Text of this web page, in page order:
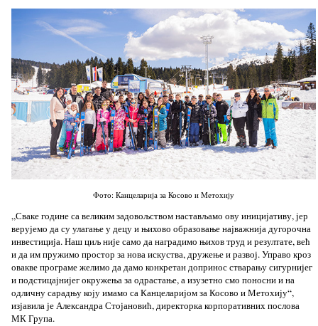
Фото: Канцеларија за Косово и Метохију
„Сваке године са великим задовољством настављамо ову иницијативу, јер
верујемо да су улагање у децу и њихово образовање најважнија дугорочна
инвестиција. Наш циљ није само да наградимо њихов труд и резултате, већ
и да им пружимо простор за нова искуства, дружење и развој. Управо кроз
овакве програме желимо да дамо конкретан допринос стварању сигурнијег
и подстицајнијег окружења за одрастање, а изузетно смо поносни и на
одличну сарадњу коју имамо са Канцеларијом за Косово и Метохију“,
изјавила је Александра Стојановић, директорка корпоративних послова
МК Група.